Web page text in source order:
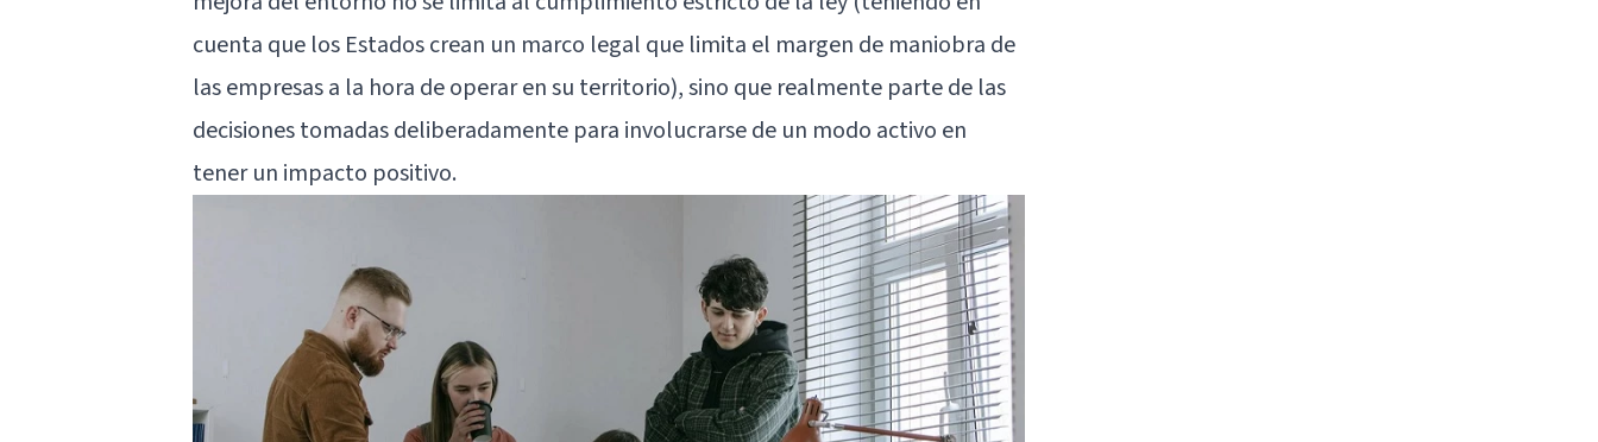
cuenta que los Estados crean un marco legal que limita el margen de maniobra de
las empresas a la hora de operar en su territorio), sino que realmente parte de las
decisiones tomadas deliberadamente para involucrarse de un modo activo en
tener un impacto positivo.